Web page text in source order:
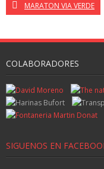
MARATON VIA VERDE
COLABORADORES
SIGUENOS EN